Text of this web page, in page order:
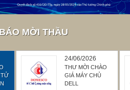
MỜI THẦU
TỬ
24/06/2026
THƯ MỜI CHÀO
GIÁ MÁY CHỦ
DELL